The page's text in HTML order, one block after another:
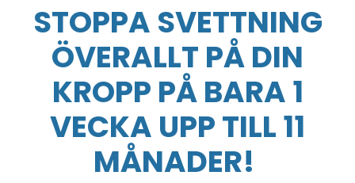
STOPPA SVETTNING
ÖVERALLT PÅ DIN
KROPP PÅ BARA 1
VECKA UPP TILL 11
MÅNADER!